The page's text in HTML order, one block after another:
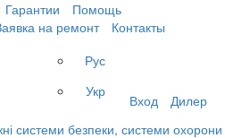
Гарантии
Помощь
на ремонт
Контакты
Рус
Укр
Вход Дилер